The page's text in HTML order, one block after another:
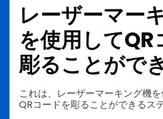
レーザーマー
を使用してQR
彫ることがで
これは、レーザーマーキング機
QRコードを彫ることができるス